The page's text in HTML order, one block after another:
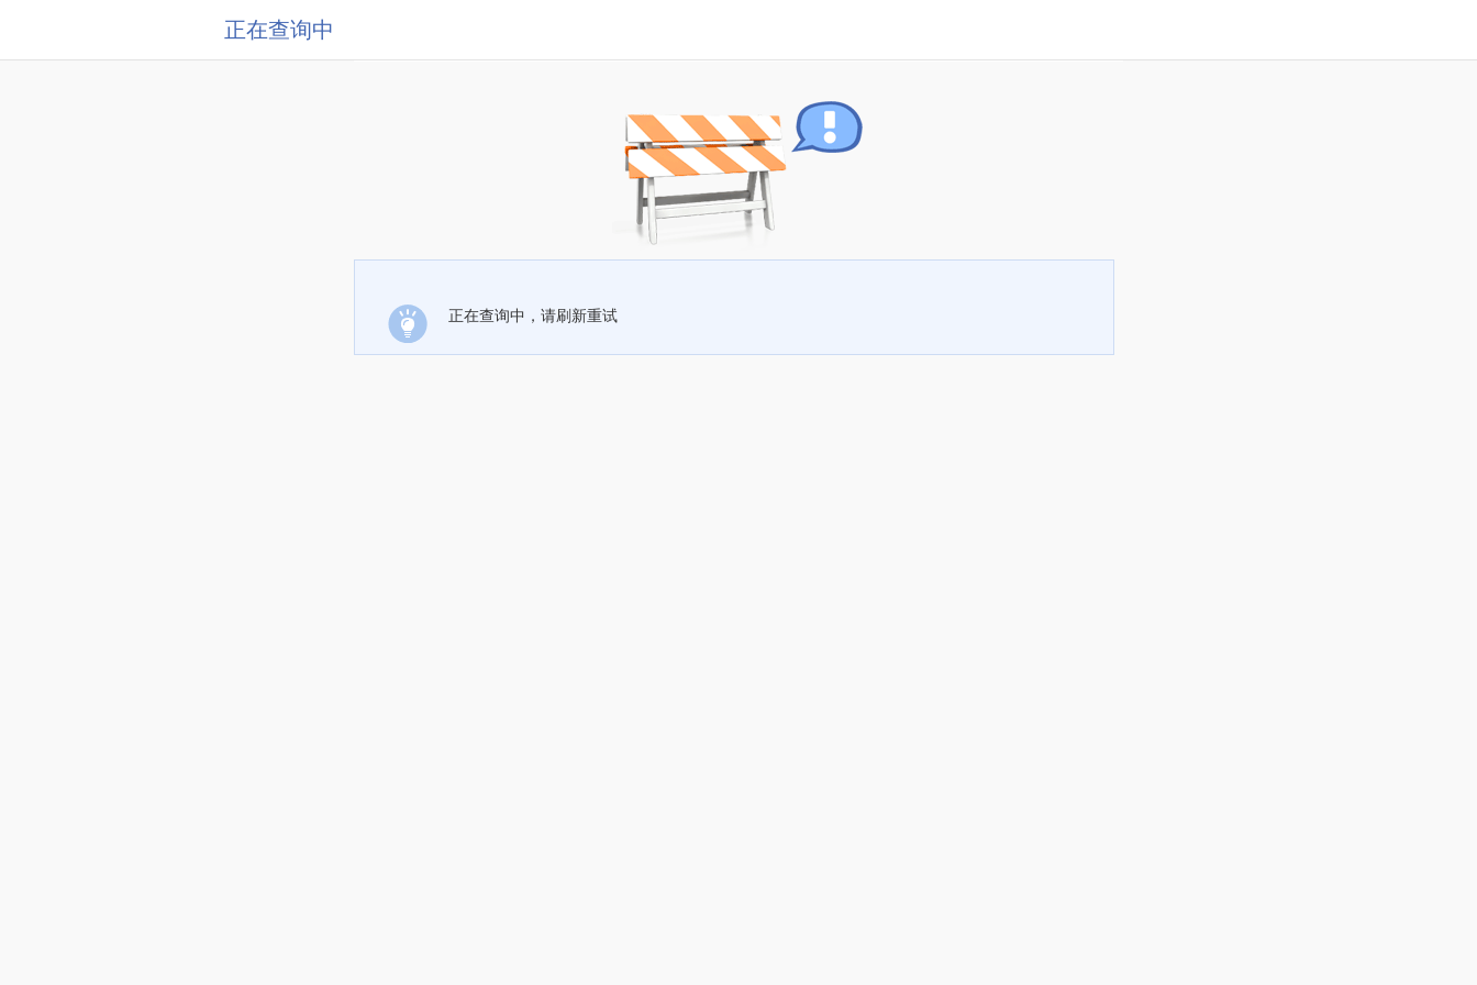
正在查询中
正在查询中，请刷新重试